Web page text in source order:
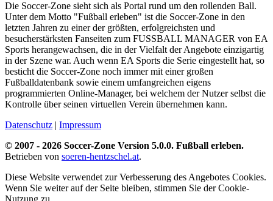
Die Soccer-Zone sieht sich als Portal rund um den rollenden Ball.
Unter dem Motto "Fußball erleben" ist die Soccer-Zone in den
letzten Jahren zu einer der größten, erfolgreichsten und
besucherstärksten Fanseiten zum FUSSBALL MANAGER von EA
Sports herangewachsen, die in der Vielfalt der Angebote einzigartig
in der Szene war. Auch wenn EA Sports die Serie eingestellt hat, so
besticht die Soccer-Zone noch immer mit einer großen
Fußballdatenbank sowie einem umfangreichen eigens
programmierten Online-Manager, bei welchem der Nutzer selbst die
Kontrolle über seinen virtuellen Verein übernehmen kann.
Datenschutz | Impressum
© 2007 - 2026 Soccer-Zone Version 5.0.0. Fußball erleben.
Betrieben von soeren-hentzschel.at.
Diese Website verwendet zur Verbesserung des Angebotes Cookies.
Wenn Sie weiter auf der Seite bleiben, stimmen Sie der Cookie-